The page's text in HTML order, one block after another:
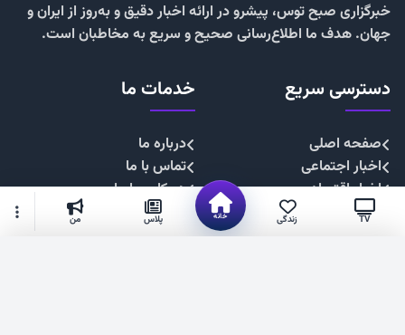
TV زندگی خانه پلاس من
خبرگزاری صبح توس، پیشرو در ارائه اخبار دقیق و به‌روز از ایران و
جهان. هدف ما اطلاع‌رسانی صحیح و سریع به مخاطبان است.
دسترسی سریع
صفحه اصلی
اخبار اجتماعی
اخبار اقتصادی
اخبار چندرسانه
خدمات ما
درباره ما
تماس با ما
همکاری با ما
تبلیغات